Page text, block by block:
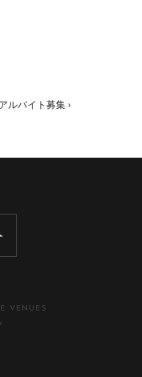
アルバイト募集 ›
VENUES